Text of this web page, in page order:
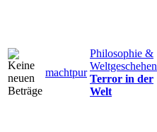
machtpur
Philosophie &
Weltgeschehen
Terror in der
Welt